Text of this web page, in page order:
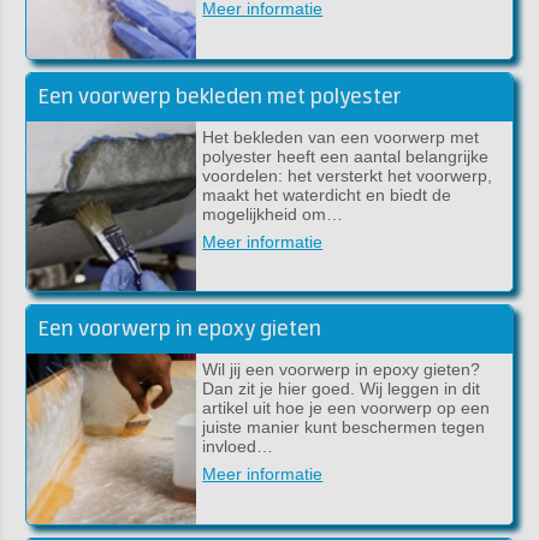
Meer informatie
Een voorwerp bekleden met polyester
Het bekleden van een voorwerp met
polyester heeft een aantal belangrijke
voordelen: het versterkt het voorwerp,
maakt het waterdicht en biedt de
mogelijkheid om…
Meer informatie
Een voorwerp in epoxy gieten
Wil jij een voorwerp in epoxy gieten?
Dan zit je hier goed. Wij leggen in dit
artikel uit hoe je een voorwerp op een
juiste manier kunt beschermen tegen
invloed…
Meer informatie